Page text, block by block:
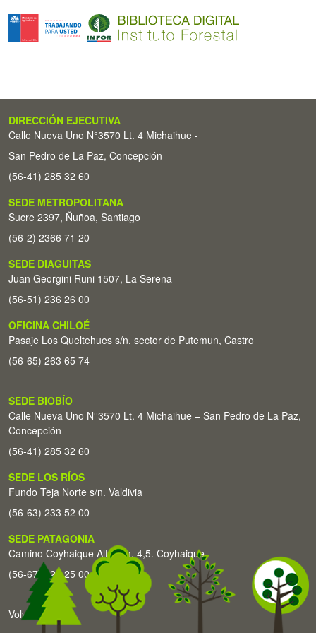
DIRECCIÓN EJECUTIVA
Calle Nueva Uno N°3570 Lt. 4 Michaihue -
San Pedro de La Paz, Concepción
(56-41) 285 32 60
SEDE METROPOLITANA
Sucre 2397, Ñuñoa, Santiago
(56-2) 2366 71 20
SEDE DIAGUITAS
Juan Georgini Runi 1507, La Serena
(56-51) 236 26 00
OFICINA CHILOÉ
Pasaje Los Queltehues s/n, sector de Putemun, Castro
(56-65) 263 65 74
SEDE BIOBÍO
Calle Nueva Uno N°3570 Lt. 4 Michaihue – San Pedro de La Paz,
Concepción
(56-41) 285 32 60
SEDE LOS RÍOS
Fundo Teja Norte s/n. Valdivia
(56-63) 233 52 00
SEDE PATAGONIA
Camino Coyhaique Alto Km. 4,5. Coyhaique
(56-67) 226 25 00
Volver arriba